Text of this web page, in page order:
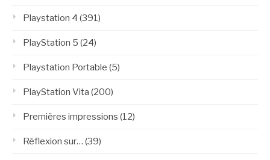
Playstation 4 (391)
PlayStation 5 (24)
Playstation Portable (5)
PlayStation Vita (200)
Premières impressions (12)
Réflexion sur… (39)